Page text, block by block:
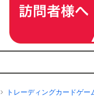
トレーディングカードゲー